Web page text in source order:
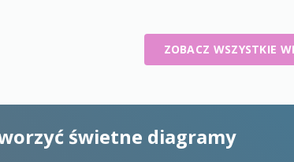
ZOBACZ WSZYSTKIE
świetne diagramy